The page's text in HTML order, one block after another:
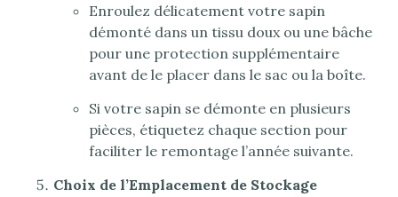
Enroulez délicatement votre sapin
démonté dans un tissu doux ou une bâche
pour une protection supplémentaire
avant de le placer dans le sac ou la boîte.
Si votre sapin se démonte en plusieurs
pièces, étiquetez chaque section pour
faciliter le remontage l’année suivante.
Choix de l’Emplacement de Stockage